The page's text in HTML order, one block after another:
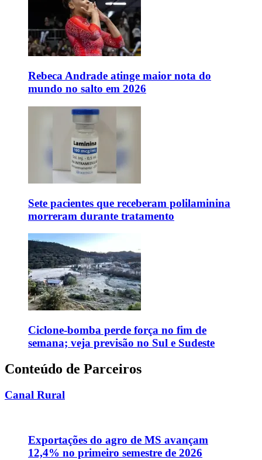
Rebeca Andrade atinge maior nota do
mundo no salto em 2026
Sete pacientes que receberam polilaminina
morreram durante tratamento
Ciclone-bomba perde força no fim de
semana; veja previsão no Sul e Sudeste
Conteúdo de Parceiros
Canal Rural
Exportações do agro de MS avançam
12,4% no primeiro semestre de 2026